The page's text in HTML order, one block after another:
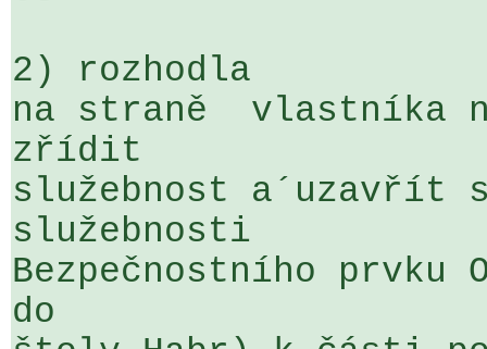
2) rozhodla
na straně  vlastníka
zřídit
služebnost a´uzavřít
služebnosti
Bezpečnostního
do